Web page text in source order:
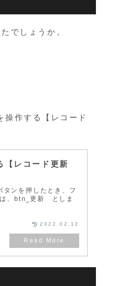
でしょうか。
作する【レコード
レコード更新
ンを押したとき、フ
は、btn_更新 としま
2022.02.12